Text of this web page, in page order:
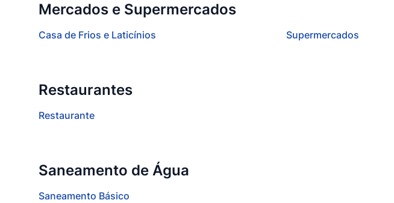
Mercados e Supermercados
Casa de Frios e Laticínios Supermercados
Restaurantes
Restaurante
Saneamento de Água
Saneamento Básico